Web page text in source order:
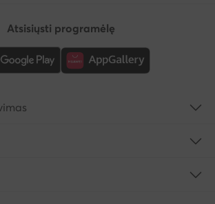
Atsisiųsti programėlę